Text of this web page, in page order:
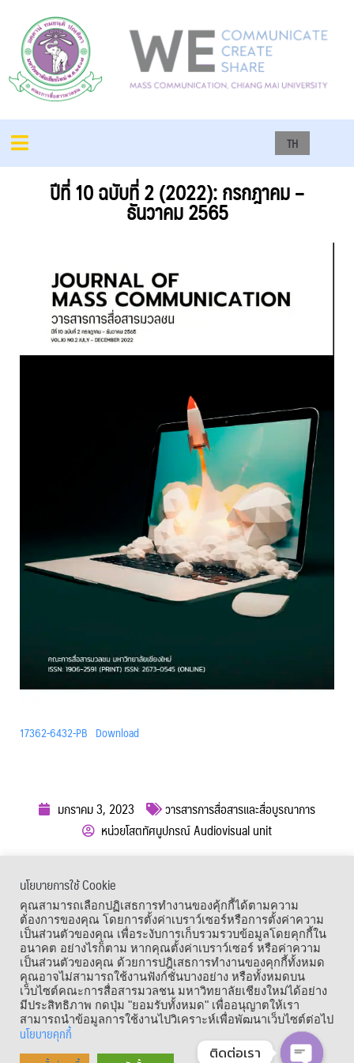
TH
ปีที่ 10 ฉบับที่ 2 (2022): กรกฎาคม –
ธันวาคม 2565
17362-6432-PB Download
มกราคม 3, 2023
วารสารการสื่อสารและสื่อบูรณาการ
หน่วยโสตทัศนูปกรณ์ Audiovisual unit
เมนูลัด
นโยบายการใช้ Cookie
คุณสามารถเลือกปฏิเสธการทำงานของคุ้กกี้ได้ตามความ
ต้องการของคุณ โดยการตั้งค่าเบราว์เซอร์หรือการตั้งค่าความ
เป็นส่วนตัวของคุณ เพื่อระงับการเก็บรวมรวบข้อมูลโดยคุกกี้ใน
อนาคต อย่างไรก็ตาม หากคุณตั้งค่าเบราว์เซอร์ หรือค่าความ
เป็นส่วนตัวของคุณ ด้วยการปฎิเสธการทำงานของคุกกี้ทั้งหมด
คุณอาจไม่สามารถใช้งานฟังก์ชั่นบางอย่าง หรือทั้งหมดบน
เว็บไซต์คณะการสื่อสารมวลชน มหาวิทยาลัยเชียงใหม่ได้อย่าง
มีประสิทธิภาพ กดปุ่ม "ยอมรับทั้งหมด" เพื่ออนุญาตให้เรา
สามารถนำข้อมูลการใช้งานไปวิเคราะห์เพื่อพัฒนาเว็บไซต์ต่อไป
นโยบายคุกกี้
ติดต่อเรา